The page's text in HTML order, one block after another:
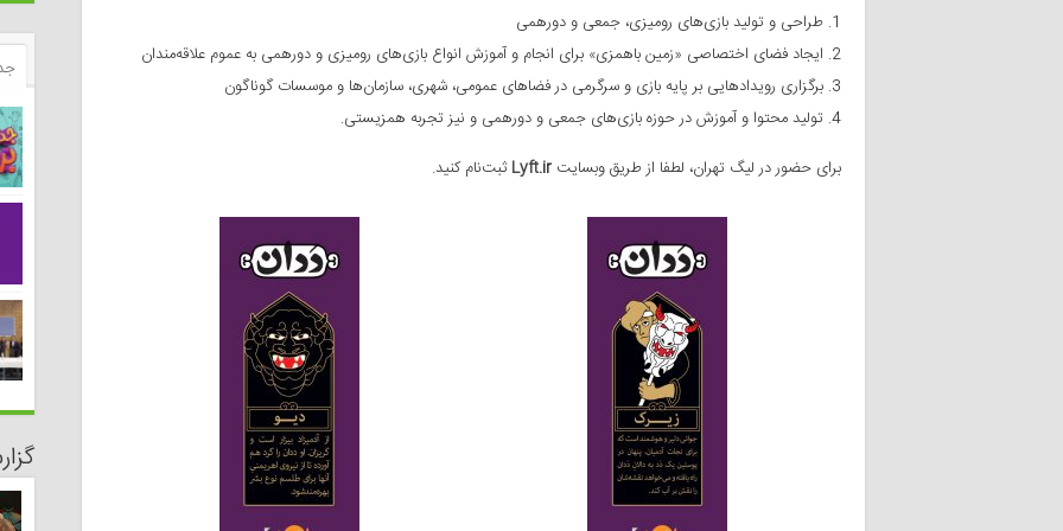
طراحى‭ ‬و‭ ‬تولید‭ ‬بازی‌هاى‭ ‬رومیزی،‭ ‬جمعى‭ ‬و‭ ‬دورهمی
ایجاد‭ ‬فضای‭ ‬اختصاصی‭ ‬‮ «زمین‭ ‬باهمزی» برای‭ ‬انجام‭ ‬و‭ ‬آموزش‭ ‬انواع‭ ‬بازی‌های‭ ‬رومیزی‭ ‬و‭ ‬دورهمی‭ ‬به‭ ‬عموم‭ ‬علاقه‌مندان
برگزارى‭ ‬رویدادهایی‭ ‬بر‭ ‬پایه‭ ‬بازى‌‭ ‬و‭ ‬سرگرمى‌‭ ‬در‭ ‬فضاهاى‭ ‬عمومى،‭ ‬شهرى،‭ ‬سازمان‌ها‭ ‬و‭ ‬موسسات‭ ‬گوناگون
تولید‭ ‬محتوا‭ ‬و‭ ‬آموزش‭ ‬در‭ ‬حوزه‭ ‬بازی‌هاى‭ ‬جمعى‭ ‬و‭ ‬دورهمى‭ ‬و‭ ‬نیز‭ ‬تجربه‭ ‬همزیستى‭.‬
برای حضور در لیگ تهران، لطفا از طریق وبسایت
Lyft.ir ثبت‌نام کنید.